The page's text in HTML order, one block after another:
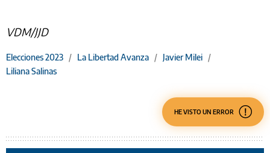
VDM/JJD
Elecciones 2023 / La Libertad Avanza / Javier Milei /
Liliana Salinas
HE VISTO UN ERROR